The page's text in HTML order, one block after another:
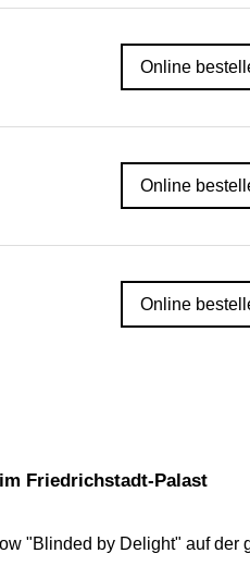
Online
Online
Online
im Friedrichstadt-Palast
"Blinded by Delight" auf der